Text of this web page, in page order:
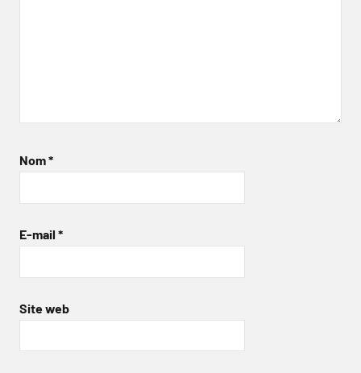
Nom*
E-mail *
Site web